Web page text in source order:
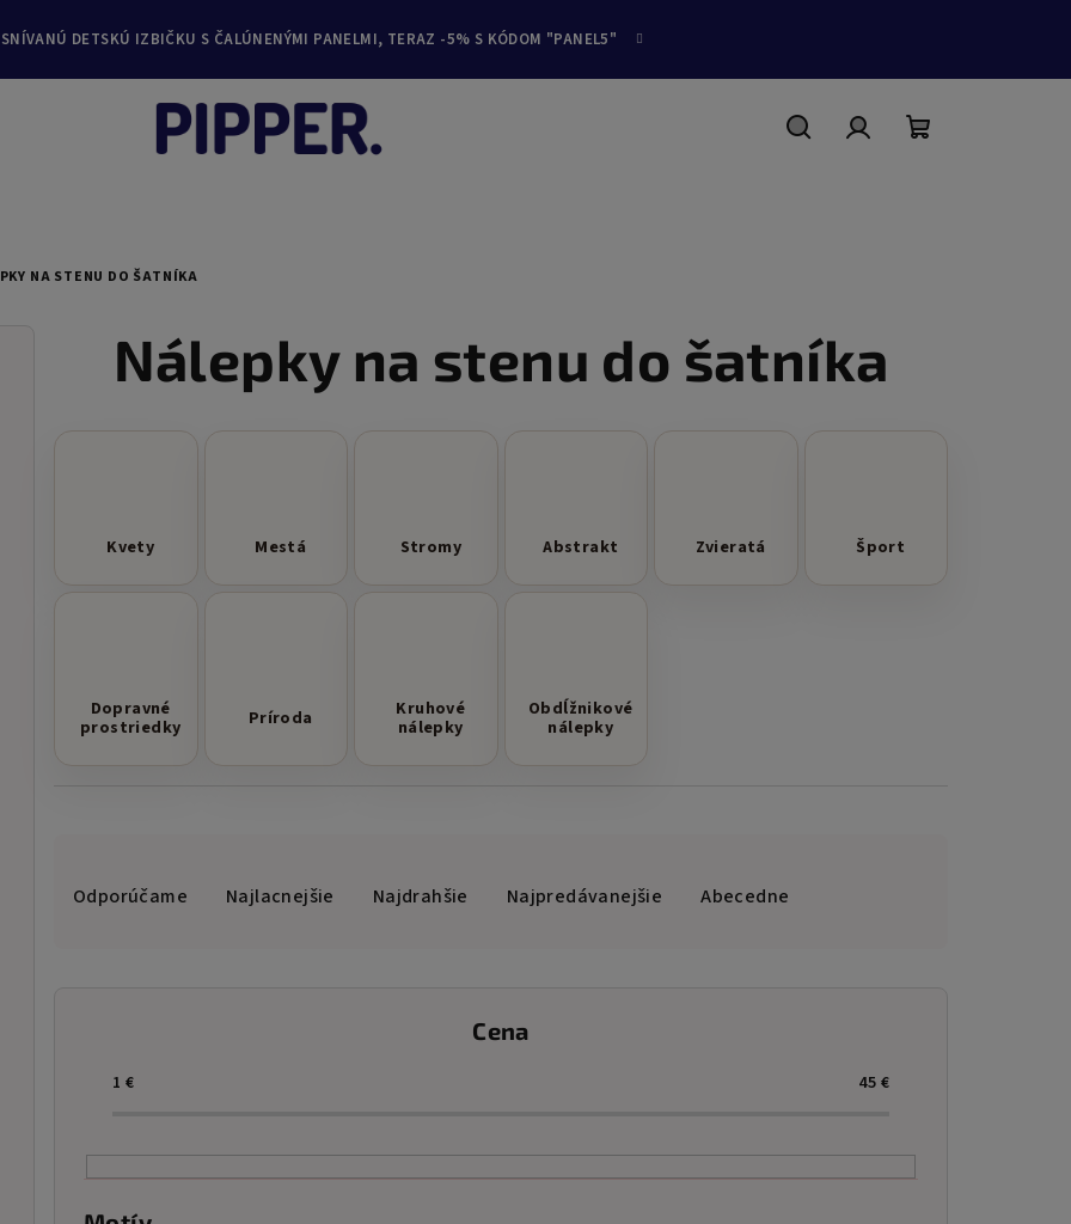
DETSKÚ IZBIČKU S ČALÚNENÝMI PANELMI, TERAZ -5% S KÓDOM "PANEL5"
NA STENU DO ŠATNÍKA
Nálepky na stenu do šatníka
Kvety Mestá Stromy Abstrakt Zvieratá Šport
Dopravné
prostriedky
Príroda
Kruhové
nálepky
Obdĺžnikové
nálepky
aOdporúčame Najlacnejšie Najdrahšie Najpredávanejšie Abecedne
Cena
1 € 45 €